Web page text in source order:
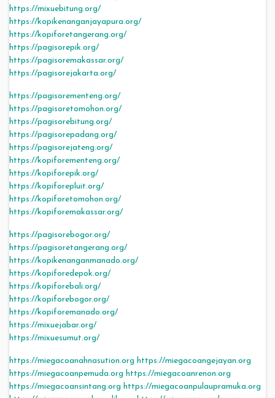
https://mixuebitung.org/
https://kopikenanganjayapura.org/
https://kopiforetangerang.org/
https://pagisorepik.org/
https://pagisoremakassar.org/
https://pagisorejakarta.org/
https://pagisorementeng.org/
https://pagisoretomohon.org/
https://pagisorebitung.org/
https://pagisorepadang.org/
https://pagisorejateng.org/
https://kopiforementeng.org/
https://kopiforepik.org/
https://kopiforepluit.org/
https://kopiforetomohon.org/
https://kopiforemakassar.org/
https://pagisorebogor.org/
https://pagisoretangerang.org/
https://kopikenanganmanado.org/
https://kopiforedepok.org/
https://kopiforebali.org/
https://kopiforebogor.org/
https://kopiforemanado.org/
https://mixuejabar.org/
https://mixuesumut.org/
https://miegacoanahnasution.org https://miegacoangejayan.org
https://miegacoanpemuda.org https://miegacoanrenon.org
https://miegacoansintang.org https://miegacoanpulaupramuka.org